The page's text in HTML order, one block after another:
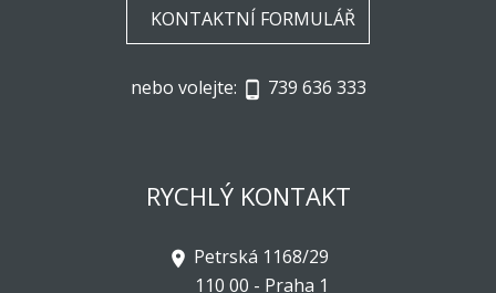
KONTAKTNÍ FORMULÁŘ
nebo volejte: phone_android 739 636 333
RYCHLÝ KONTAKT
room Petrská 1168/29
110 00 - Praha 1